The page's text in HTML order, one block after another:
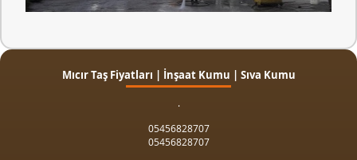
Mıcır Taş Fiyatları | İnşaat Kumu | Sıva Kumu
.
05456828707
05456828707